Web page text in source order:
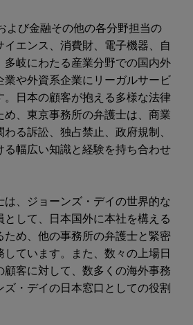
よび金融その他の各分野担当の
イエンス、消費財、電子機器、自
多岐にわたる産業分野での国内外
業や外資系企業にリーガルサービ
。日本の顧客が抱える多様な法律
め、東京事務所の弁護士は、商業
る訴訟、独占禁止、政府規制、
る幅広い知識と経験を持ち合わせ
は、ジョーンズ・デイの世界的な
として、日本国外に本社を構える
ため、他の事務所の弁護士と緊密
しています。また、数々の上場日
顧客に対して、数多くの海外事務
ズ・デイの日本窓口としての役割